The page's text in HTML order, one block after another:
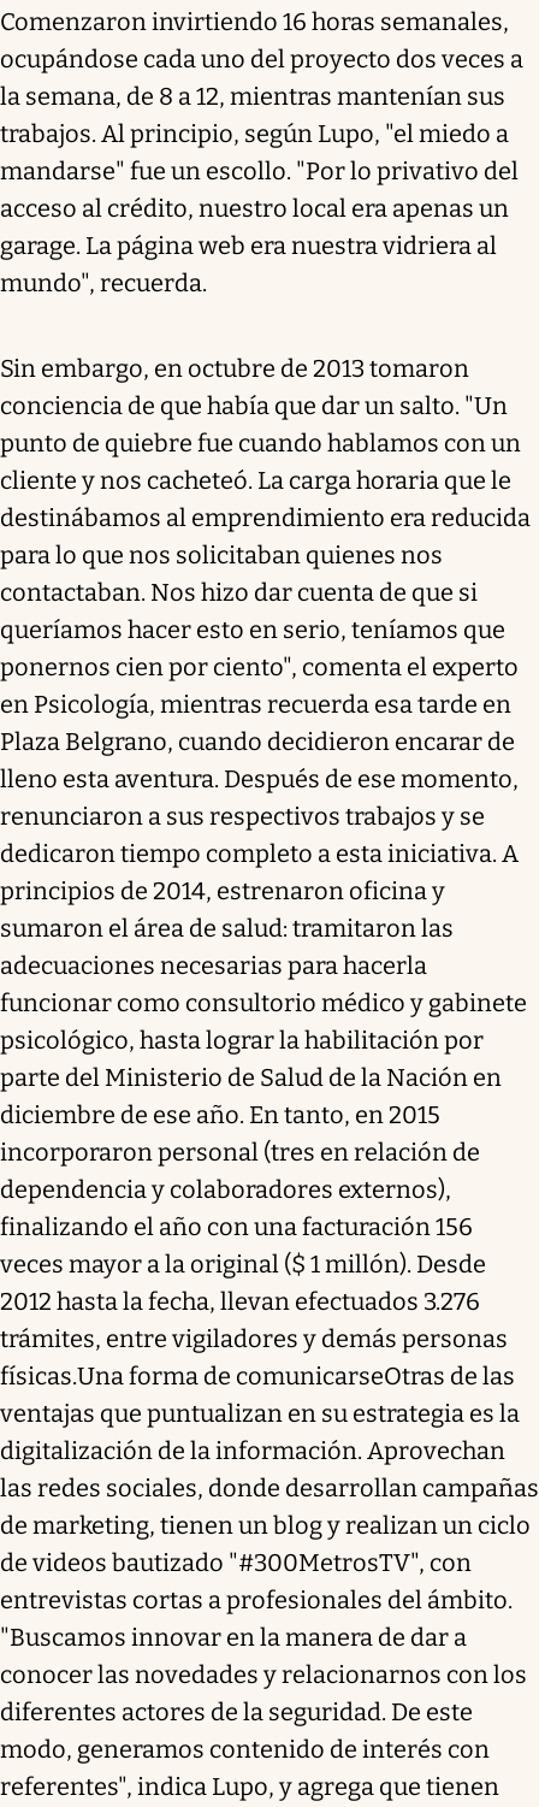
Comenzaron invirtiendo 16 horas semanales,
ocupándose cada uno del proyecto dos veces a
la semana, de 8 a 12, mientras mantenían sus
trabajos. Al principio, según Lupo, "el miedo a
mandarse" fue un escollo. "Por lo privativo del
acceso al crédito, nuestro local era apenas un
garage. La página web era nuestra vidriera al
mundo", recuerda.
Sin embargo, en octubre de 2013 tomaron
conciencia de que había que dar un salto. "Un
punto de quiebre fue cuando hablamos con un
cliente y nos cacheteó. La carga horaria que le
destinábamos al emprendimiento era reducida
para lo que nos solicitaban quienes nos
contactaban. Nos hizo dar cuenta de que si
queríamos hacer esto en serio, teníamos que
ponernos cien por ciento", comenta el experto
en Psicología, mientras recuerda esa tarde en
Plaza Belgrano, cuando decidieron encarar de
lleno esta aventura. Después de ese momento,
renunciaron a sus respectivos trabajos y se
dedicaron tiempo completo a esta iniciativa. A
principios de 2014, estrenaron oficina y
sumaron el área de salud: tramitaron las
adecuaciones necesarias para hacerla
funcionar como consultorio médico y gabinete
psicológico, hasta lograr la habilitación por
parte del Ministerio de Salud de la Nación en
diciembre de ese año. En tanto, en 2015
incorporaron personal (tres en relación de
dependencia y colaboradores externos),
finalizando el año con una facturación 156
veces mayor a la original ($ 1 millón). Desde
2012 hasta la fecha, llevan efectuados 3.276
trámites, entre vigiladores y demás personas
físicas.Una forma de comunicarseOtras de las
ventajas que puntualizan en su estrategia es la
digitalización de la información. Aprovechan
las redes sociales, donde desarrollan campañas
de marketing, tienen un blog y realizan un ciclo
de videos bautizado "#300MetrosTV", con
entrevistas cortas a profesionales del ámbito.
"Buscamos innovar en la manera de dar a
conocer las novedades y relacionarnos con los
diferentes actores de la seguridad. De este
modo, generamos contenido de interés con
referentes", indica Lupo, y agrega que tienen